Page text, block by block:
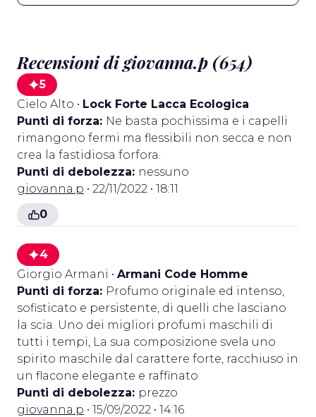
Recensioni di giovanna.p (654)
5
Cielo Alto • Lock Forte Lacca Ecologica
Punti di forza: Ne basta pochissima e i capelli
rimangono fermi ma flessibili non secca e non
crea la fastidiosa forfora.
Punti di debolezza: nessuno
giovanna.p • 22/11/2022 • 18:11
0
4
Giorgio Armani • Armani Code Homme
Punti di forza: Profumo originale ed intenso,
sofisticato e persistente, di quelli che lasciano
la scia. Uno dei migliori profumi maschili di
tutti i tempi, La sua composizione svela uno
spirito maschile dal carattere forte, racchiuso in
un flacone elegante e raffinato
Punti di debolezza: prezzo
giovanna.p • 15/09/2022 • 14:16